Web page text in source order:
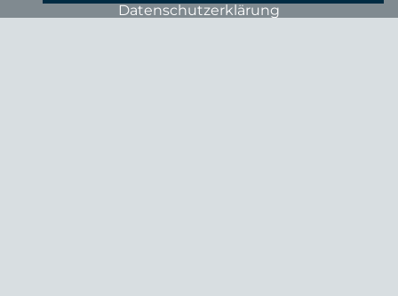
Datenschutzerklärung